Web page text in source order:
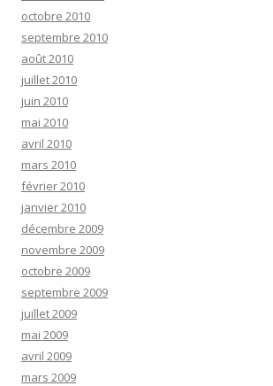
octobre 2010
septembre 2010
août 2010
juillet 2010
juin 2010
mai 2010
avril 2010
mars 2010
février 2010
janvier 2010
décembre 2009
novembre 2009
octobre 2009
septembre 2009
juillet 2009
mai 2009
avril 2009
mars 2009